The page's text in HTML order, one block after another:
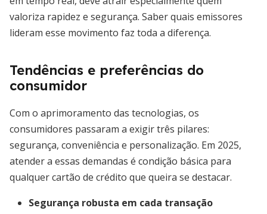
valoriza rapidez e segurança. Saber quais emissores
lideram esse movimento faz toda a diferença.
Tendências e preferências do
consumidor
Com o aprimoramento das tecnologias, os
consumidores passaram a exigir três pilares:
segurança, conveniência e personalização. Em 2025,
atender a essas demandas é condição básica para
qualquer cartão de crédito que queira se destacar.
Segurança robusta em cada transação